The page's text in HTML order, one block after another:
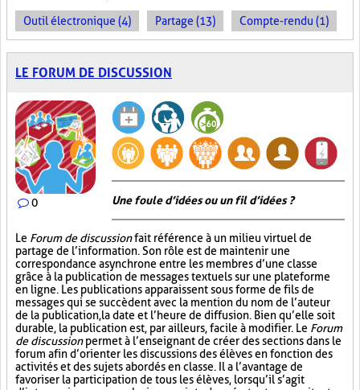
Outil électronique (4) Partage (13) Compte-rendu (1)
LE FORUM DE DISCUSSION
0 Une foule d’idées ou un fil d’idées ?
Le Forum de discussionfait référence à un milieu virtuel de
partage de l’information. Son rôle est de maintenir une
correspondance asynchrone entre les membres d’une classe
grâce à la publication de messages textuels sur une plateforme
en ligne. Les publications apparaissent sous forme de fils de
messages qui se succèdent avec la mention du nom de l’auteur
de la publication, la date et l’heure de diffusion. Bien qu’elle soit
durable, la publication est, par ailleurs, facile à modifier. Le Forum
de discussionpermet à l’enseignant de créer des sections dans le
forum afin d’orienter les discussions des élèves en fonction des
activités et des sujets abordés en classe. Il a l’avantage de
favoriser la participation de tous les élèves, lorsqu’il s’agit